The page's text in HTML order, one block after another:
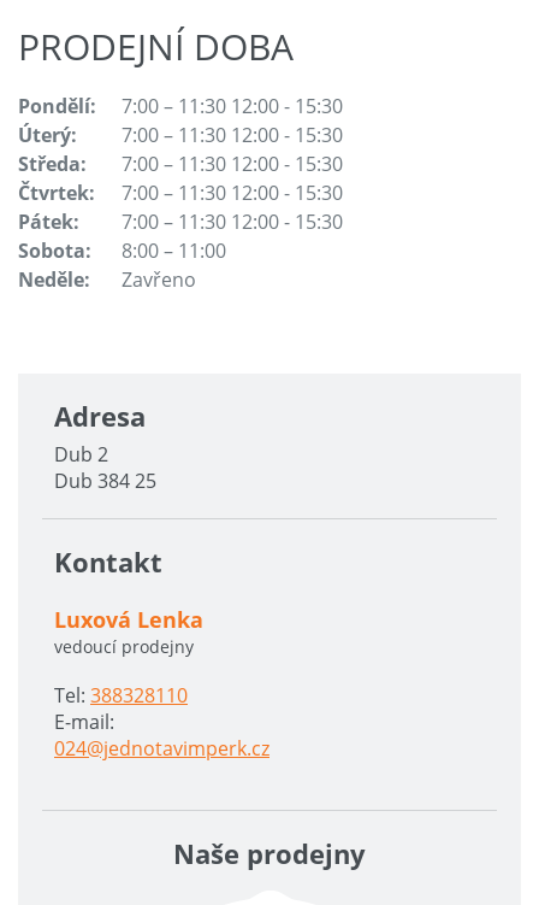
PRODEJNÍ DOBA
Pondělí:
7:00 – 11:30 12:00 - 15:30
Úterý:
7:00 – 11:30 12:00 - 15:30
Středa:
7:00 – 11:30 12:00 - 15:30
Čtvrtek:
7:00 – 11:30 12:00 - 15:30
Pátek:
7:00 – 11:30 12:00 - 15:30
Sobota:
8:00 – 11:00
Neděle:
Zavřeno
Adresa
Dub 2
Dub 384 25
Kontakt
Luxová Lenka
vedoucí prodejny
Tel: 388328110
E-mail:
024@jednotavimperk.cz
Naše prodejny